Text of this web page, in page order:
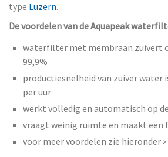
type Luzern.
De voordelen van de Aquapeak
waterfilter met membraan zuivert
99,9%
productiesnelheid van zuiver water
per uur
werkt volledig en automatisch op
vraagt weinig ruimte en maakt
voor meer voordelen zie hieronder >